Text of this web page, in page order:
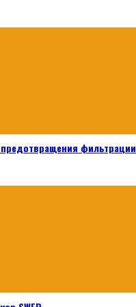
фильтрации